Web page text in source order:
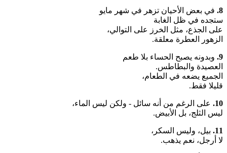
8. في بعض الأحيان تزهر في شهر مايو
ستجده في ظل الغابة
على الجذع، مثل الخرز على التوالي،
الزهور العطرة معلقة.
9. وبدونه يصبح الحساء بلا طعم
العصيدة والبطاطس.
الجميع يضعه في الطعام،
قليلا فقط.
10.
على الرغم من أنه سائل - ولكن ليس الماء،
ليس الثلج، بل الأبيض.
11. بيل، وليس السكر،
لا أرجل، نعم يذهب.